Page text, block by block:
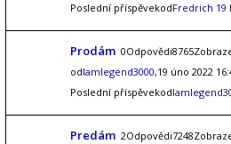
Poslední příspěvekodFredrich 19
Prodám
odIamlegend3000,19 úno 2022
Poslední příspěvekod
Predám